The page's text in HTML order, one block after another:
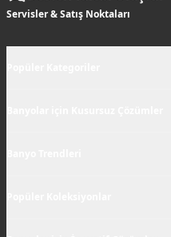
Servisler & Satış Noktaları